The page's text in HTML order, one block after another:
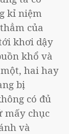
kỉ niệm
của
khơi dậy
khổ và
hai hay
bị
có đủ
mấy chục
và